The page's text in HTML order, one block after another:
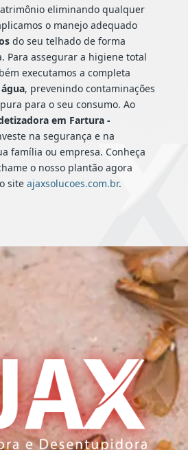
eliminando qualquer
o manejo adequado
do seu telhado de forma
Para assegurar a higiene total
executamos a completa
, prevenindo contaminações
para o seu consumo. Ao
em Fartura -
na segurança e na
família ou empresa. Conheça
o nosso plantão agora
site ajaxsolucoes.com.br.